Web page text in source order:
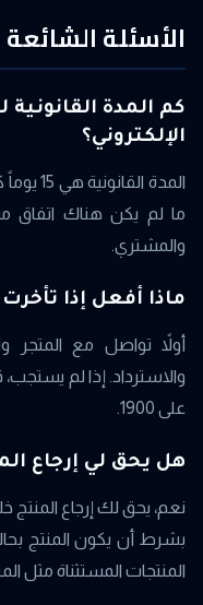
الأسئلة الشائعة
كم المدة
الإلكتروني؟
المدة
ما لم يكن هناك اتفاق
والمشتري.
ماذا أفعل إذا تأخرت
أولاً تواصل مع المتجر
والاسترداد. إذا لم
على 1900.
هل يحق لي إرجاع
بشرط أن يكون المنتج
المنتجات المستثناة مثل